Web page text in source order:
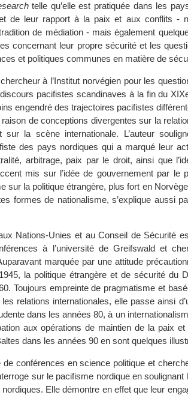
telle qu’elle est pratiquée dans les
de leur rapport à la paix et aux conflits -
de médiation - mais également
concernant leur propre sécurité et les
et politiques communes en matière de
à l’Institut norvégien pour les
pacifistes scandinaves à la fin du
engendré des trajectoires pacifistes
de conceptions divergentes sur la
la scène internationale. L’auteur
des pays nordiques qui a marqué leur
arbitrage, paix par le droit, ainsi que
mis sur l’idée de gouvernement par le
sur la politique étrangère, plus fort en
formes de nationalisme, s’explique aussi
Nations-Unies et au Conseil de Sécurité
à l’université de Greifswald et
marquée par une attitude
la politique étrangère et de sécurité du
Toujours empreinte de pragmatisme et
relations internationales, elle passe ainsi
dans les années 80, à un
aux opérations de maintien de la paix et
dans les années 90 en sont quelques
conférences en science politique et
sur le pacifisme nordique en
Elle démontre en effet que leur